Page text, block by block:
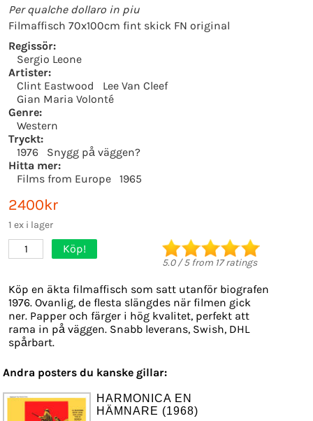
Per qualche dollaro in piu
Filmaffisch 70x100cm fint skick FN original
Regissör:
Sergio Leone
Artister:
Clint Eastwood
Lee Van Cleef
Gian Maria Volonté
Genre:
Western
Tryckt:
1976
Snygg på väggen?
Hitta mer:
Films from Europe
1965
2400kr
1 ex i lager
1 Köp!
5.0/5from 17ratings
Köp en äkta filmaffisch som satt utanför biografen
1976. Ovanlig, de flesta slängdes när filmen gick
ner. Papper och färger i hög kvalitet, perfekt att
rama in på väggen. Snabb leverans, Swish, DHL
spårbart.
Andra posters du kanske gillar:
HARMONICA EN
HÄMNARE (1968)